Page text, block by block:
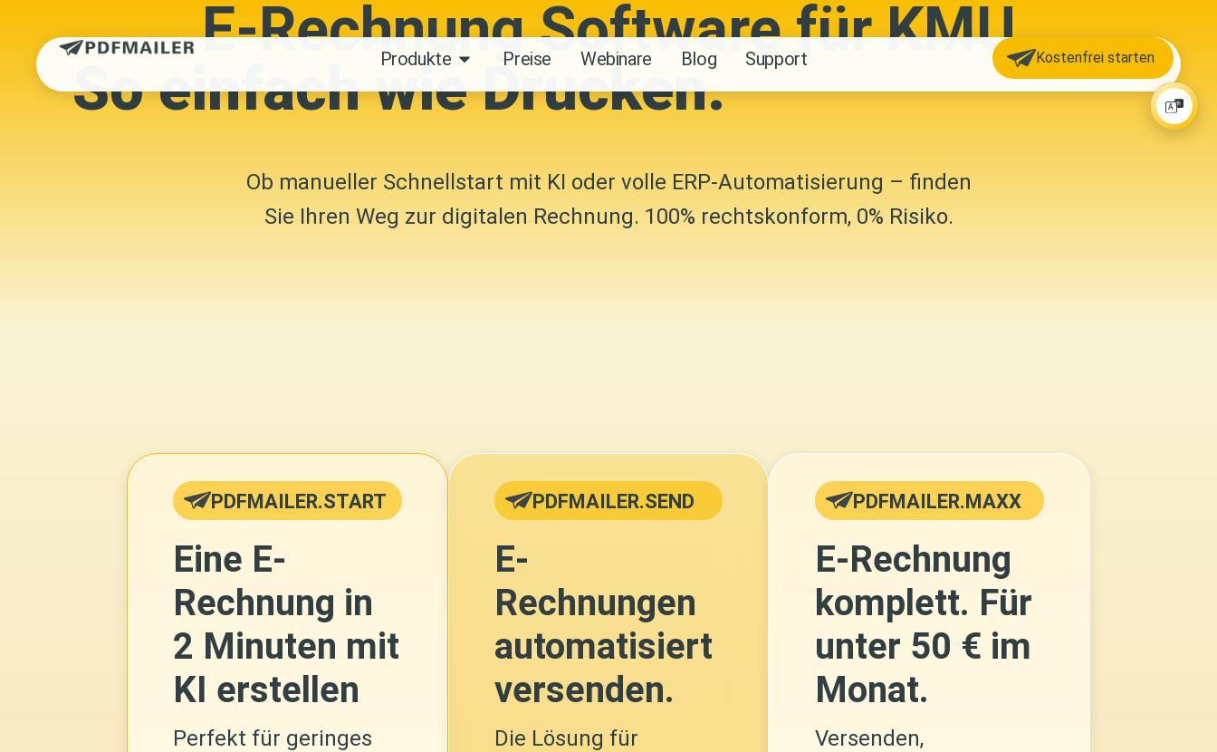
Produkte Preise Webinare Blog Support Kostenfrei starten
E-Rechnung Software für KMU
So einfach wie Drucken.
Ob manueller Schnellstart mit KI oder volle ERP-Automatisierung – finden
Sie Ihren Weg zur digitalen Rechnung. 100% rechtskonform, 0% Risiko.
PDFMAILER.START
Eine E-
Rechnung in
2 Minuten mit
KI erstellen
Perfekt für geringes
PDFMAILER.SEND
E-
Rechnungen
automatisiert
versenden.
Die Lösung für
PDFMAILER.MAXX
E-Rechnung
komplett. Für
unter 50 € im
Monat.
Versenden,